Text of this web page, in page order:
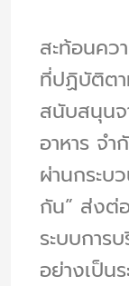
สะท้อนคว
ที่ปฏิบัติตา
สนับสนุน
อาหาร จ
ผ่านกระบ
กัน” ส่งต่
ระบบการ
อย่างเป็น